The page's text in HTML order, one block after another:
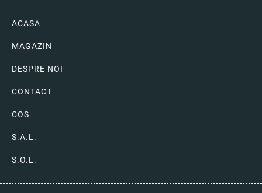
ACASA
MAGAZIN
DESPRE NOI
CONTACT
COS
S.A.L.
S.O.L.